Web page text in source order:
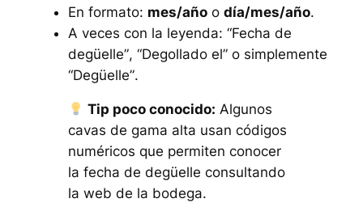
En formato: mes/añoo día/mes/año.
A veces con la leyenda: “Fecha de
degüelle”, “Degollado el”o simplemente
“Degüelle”.
Tip poco conocido: Algunos
cavas de gama alta usan códigos
numéricos que permiten conocer
la fecha de degüelle consultando
la web de la bodega.